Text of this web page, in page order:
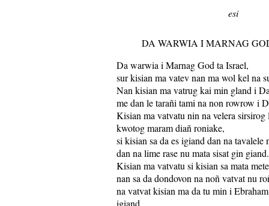
esi
DA WARWIA I MARNAG
Da warwia i Marnag God ta Israel,
sur kisian ma vatev nan ma wol kel na
Nan kisian ma vatrug kai min gland i
me dan le tarañi tami na non rowrow i
Kisian ma vatvatu nin na velera
kwotog maram diañ roniake,
si kisian sa da es igiand dan na tavalele
dan na lime rase nu mata sisat gin giand.
Kisian ma vatvatu si kisian sa mata
nan sa da dondovon na noñ vatvat nu
na vatvat kisian ma da tu min i
igiand,